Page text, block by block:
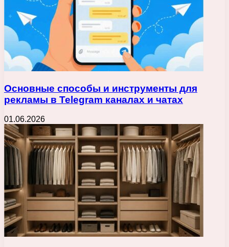
Основные способы и инструменты для
рекламы в Telegram каналах и чатах
01.06.2026